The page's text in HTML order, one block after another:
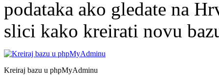
podataka ako gledate na
slici kako kreirati novu
Kreiraj bazu u phpMyAdminu